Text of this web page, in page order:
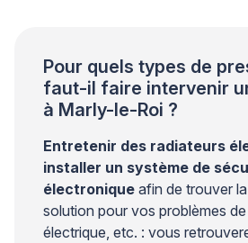
Pour quels types de
faut-il faire intervenir
à Marly-le-Roi ?
Entretenir des radiateurs
installer un système de
électronique afin de trouver
solution pour vos problèmes
électrique, etc. : vous